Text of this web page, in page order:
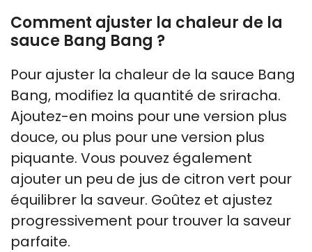
Comment ajuster la chaleur de la
sauce Bang Bang ?
Pour ajuster la chaleur de la sauce Bang
Bang, modifiez la quantité de sriracha.
Ajoutez-en moins pour une version plus
douce, ou plus pour une version plus
piquante. Vous pouvez également
ajouter un peu de jus de citron vert pour
équilibrer la saveur. Goûtez et ajustez
progressivement pour trouver la saveur
parfaite.